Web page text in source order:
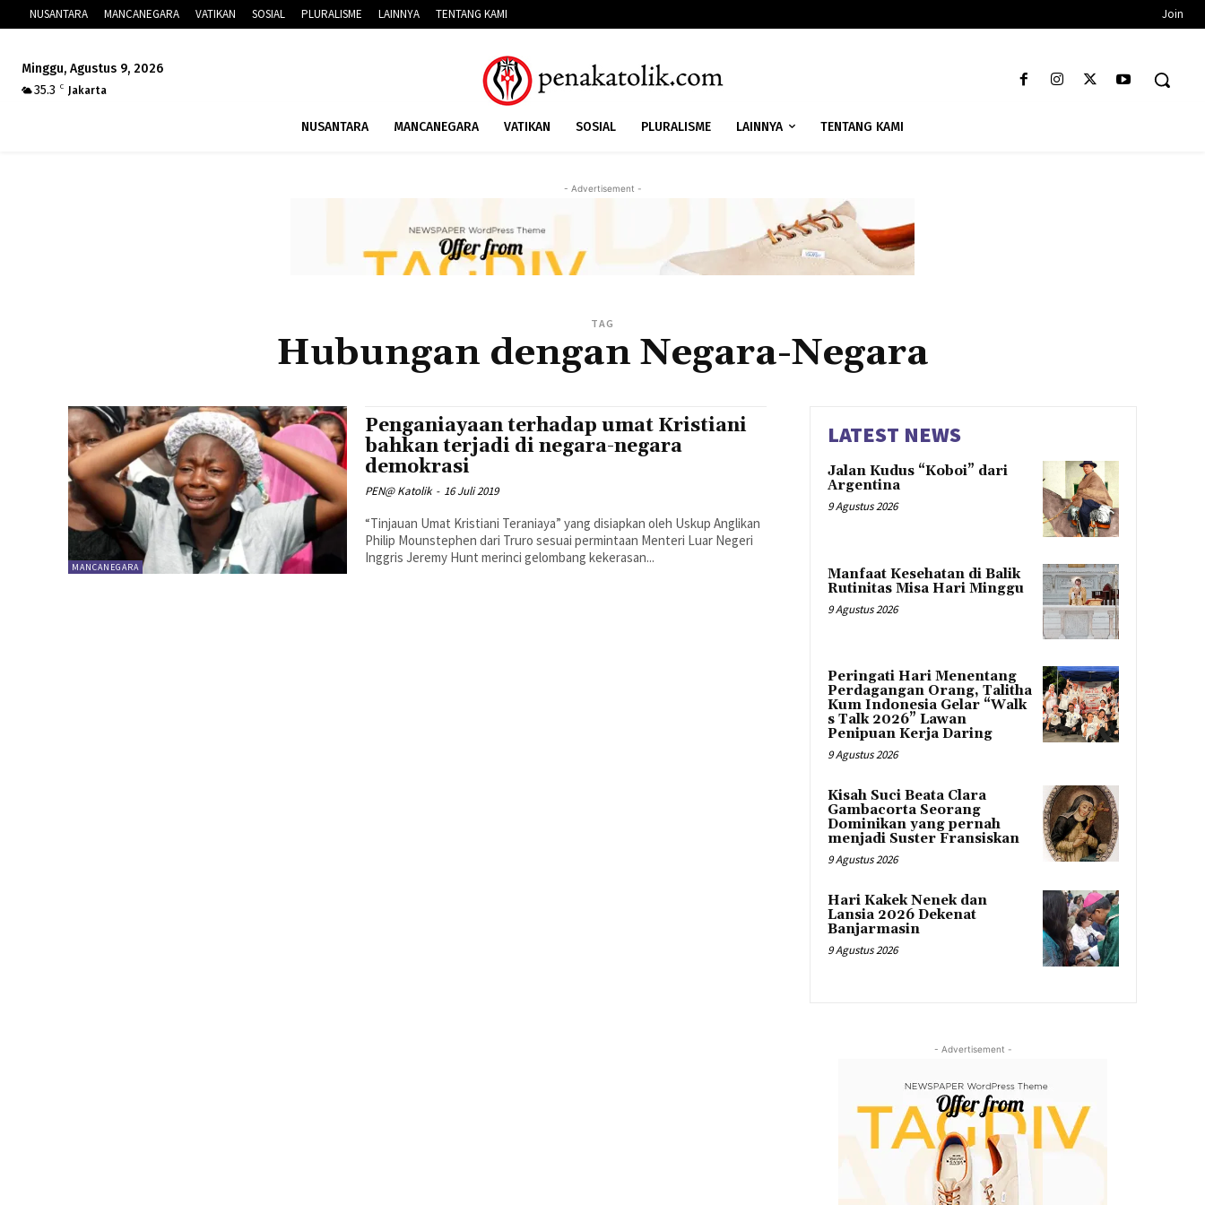
NUSANTARA MANCANEGARA VATIKAN SOSIAL PLURALISME LAINNYA TENTANG KAMI Join
Minggu, Agustus 9, 2026
35.3
C Jakarta
NUSANTARA MANCANEGARA VATIKAN SOSIAL PLURALISME LAINNYA TENTANG KAMI
- Advertisement -
TAG
Hubungan dengan Negara-Negara
MANCANEGARA
Penganiayaan terhadap umat Kristiani
bahkan terjadi di negara-negara
demokrasi
PEN@ Katolik - 16 Juli 2019
“Tinjauan Umat Kristiani Teraniaya” yang disiapkan oleh Uskup Anglikan
Philip Mounstephen dari Truro sesuai permintaan Menteri Luar Negeri
Inggris Jeremy Hunt merinci gelombang kekerasan...
LATEST NEWS
Jalan Kudus “Koboi” dari
Argentina
9 Agustus 2026
Manfaat Kesehatan di Balik
Rutinitas Misa Hari Minggu
9 Agustus 2026
Peringati Hari Menentang
Perdagangan Orang, Talitha
Kum Indonesia Gelar “Walk
s Talk 2026” Lawan
Penipuan Kerja Daring
9 Agustus 2026
Kisah Suci Beata Clara
Gambacorta Seorang
Dominikan yang pernah
menjadi Suster Fransiskan
9 Agustus 2026
Hari Kakek Nenek dan
Lansia 2026 Dekenat
Banjarmasin
9 Agustus 2026
- Advertisement -